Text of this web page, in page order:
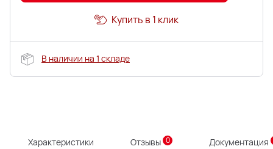
Купить в 1 клик
В наличии на 1 складе
Характеристики Отзывы 0 Документация